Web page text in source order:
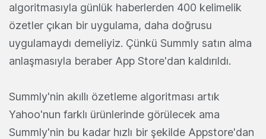
algoritmasıyla günlük haberlerden 400 kelimelik
özetler çıkan bir uygulama, daha doğrusu
uygulamaydı demeliyiz. Çünkü Summly satın alma
anlaşmasıyla beraber App Store'dan kaldırıldı.
Summly'nin akıllı özetleme algoritması artık
Yahoo'nun farklı ürünlerinde görülecek ama
Summly'nin bu kadar hızlı bir şekilde Appstore'dan